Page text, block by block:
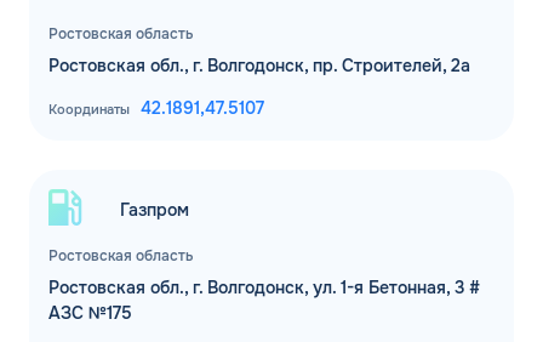
Ростовская область
Ростовская обл., г. Волгодонск, пр. Строителей, 2а
Координаты 42.1891,47.5107
Ростовская область
Газпром
Ростовская обл., г. Волгодонск, ул. 1-я Бетонная, 3 #
АЗС №175